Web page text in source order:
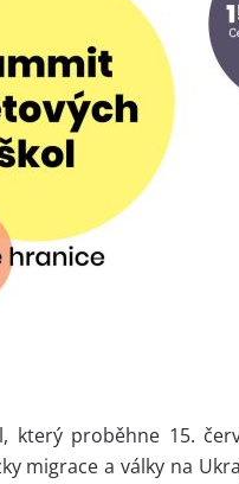
který proběhne 15.
migrace a války na